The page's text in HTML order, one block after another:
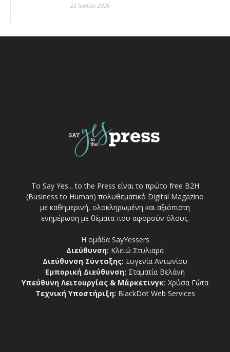
23 Ιουλίου 2026
Το Say Yes... to the Press είναι το πρώτο free Β2Η
(Business to Human) πολυθεματικό Digital Magazino
με καθημερινή, ολοκληρωμένη και αξιόπιστη
ενημέρωση με θέματα που αφορούν όλους.
Η ομάδα SayYessers
Διεύθυνση: Κλειώ Στυλιαρά
Διεύθυνση Σύνταξης: Ευγενία Αντωνίου
Εμπορική Διεύθυνση: Σταματία Βελάνη
Υπεύθυνη Λειτουργίας & Μάρκετινγκ: Χρύσα Γώτα
Τεχνική Υποστήριξη: BlackDot Web Services